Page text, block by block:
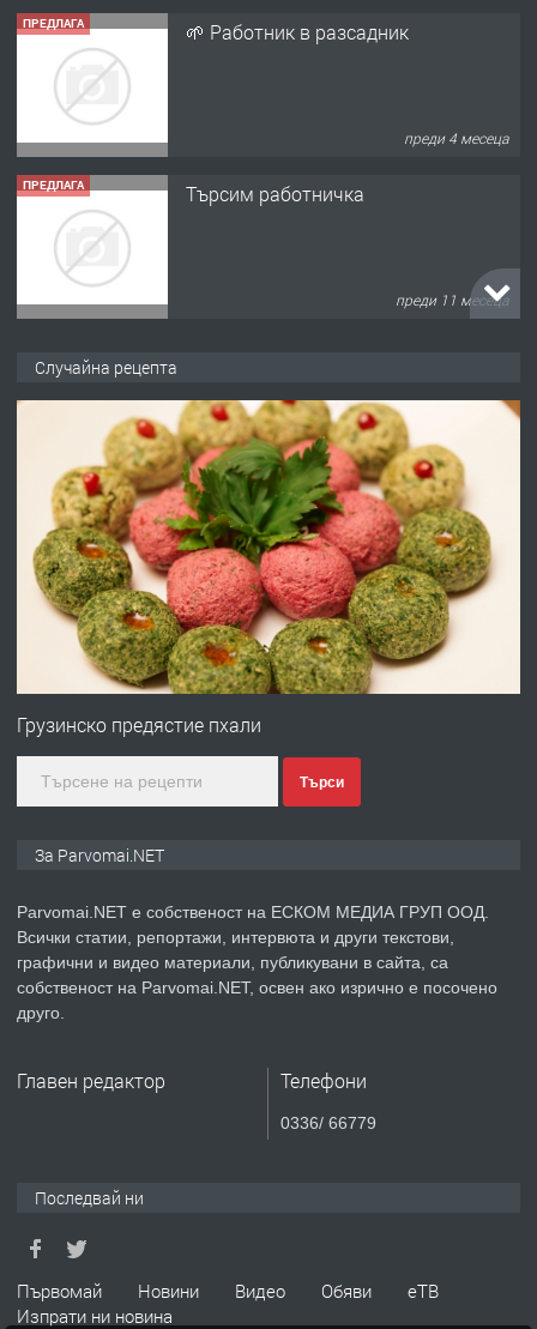
ПРЕДЛАГА 🌱 Работник в разсадник
преди 4 месеца
ПРЕДЛАГА Търсим работничка
преди 11 месеца
преди 1 година
ПРЕДЛАГА Работа за общи работници
преди 1 година
Първи поход "По стъпките на Ангел
преди 1 година
ПРЕДЛАГА Уроци по Математика
ТЪРСИ
Случайна рецепта
Грузинско предястие пхали
Търси
За Parvomai.NET
Parvomai.NET е собственост на ЕСКОМ МЕДИА ГРУП ООД.
Всички статии, репортажи, интервюта и други текстови,
графични и видео материали, публикувани в сайта, са
собственост на Parvomai.NET, освен ако изрично е посочено
друго.
Главен редактор Телефони
0336/ 66779
Последвай ни
Първомай Новини Видео Обяви
еТВ
Изпрати ни новина